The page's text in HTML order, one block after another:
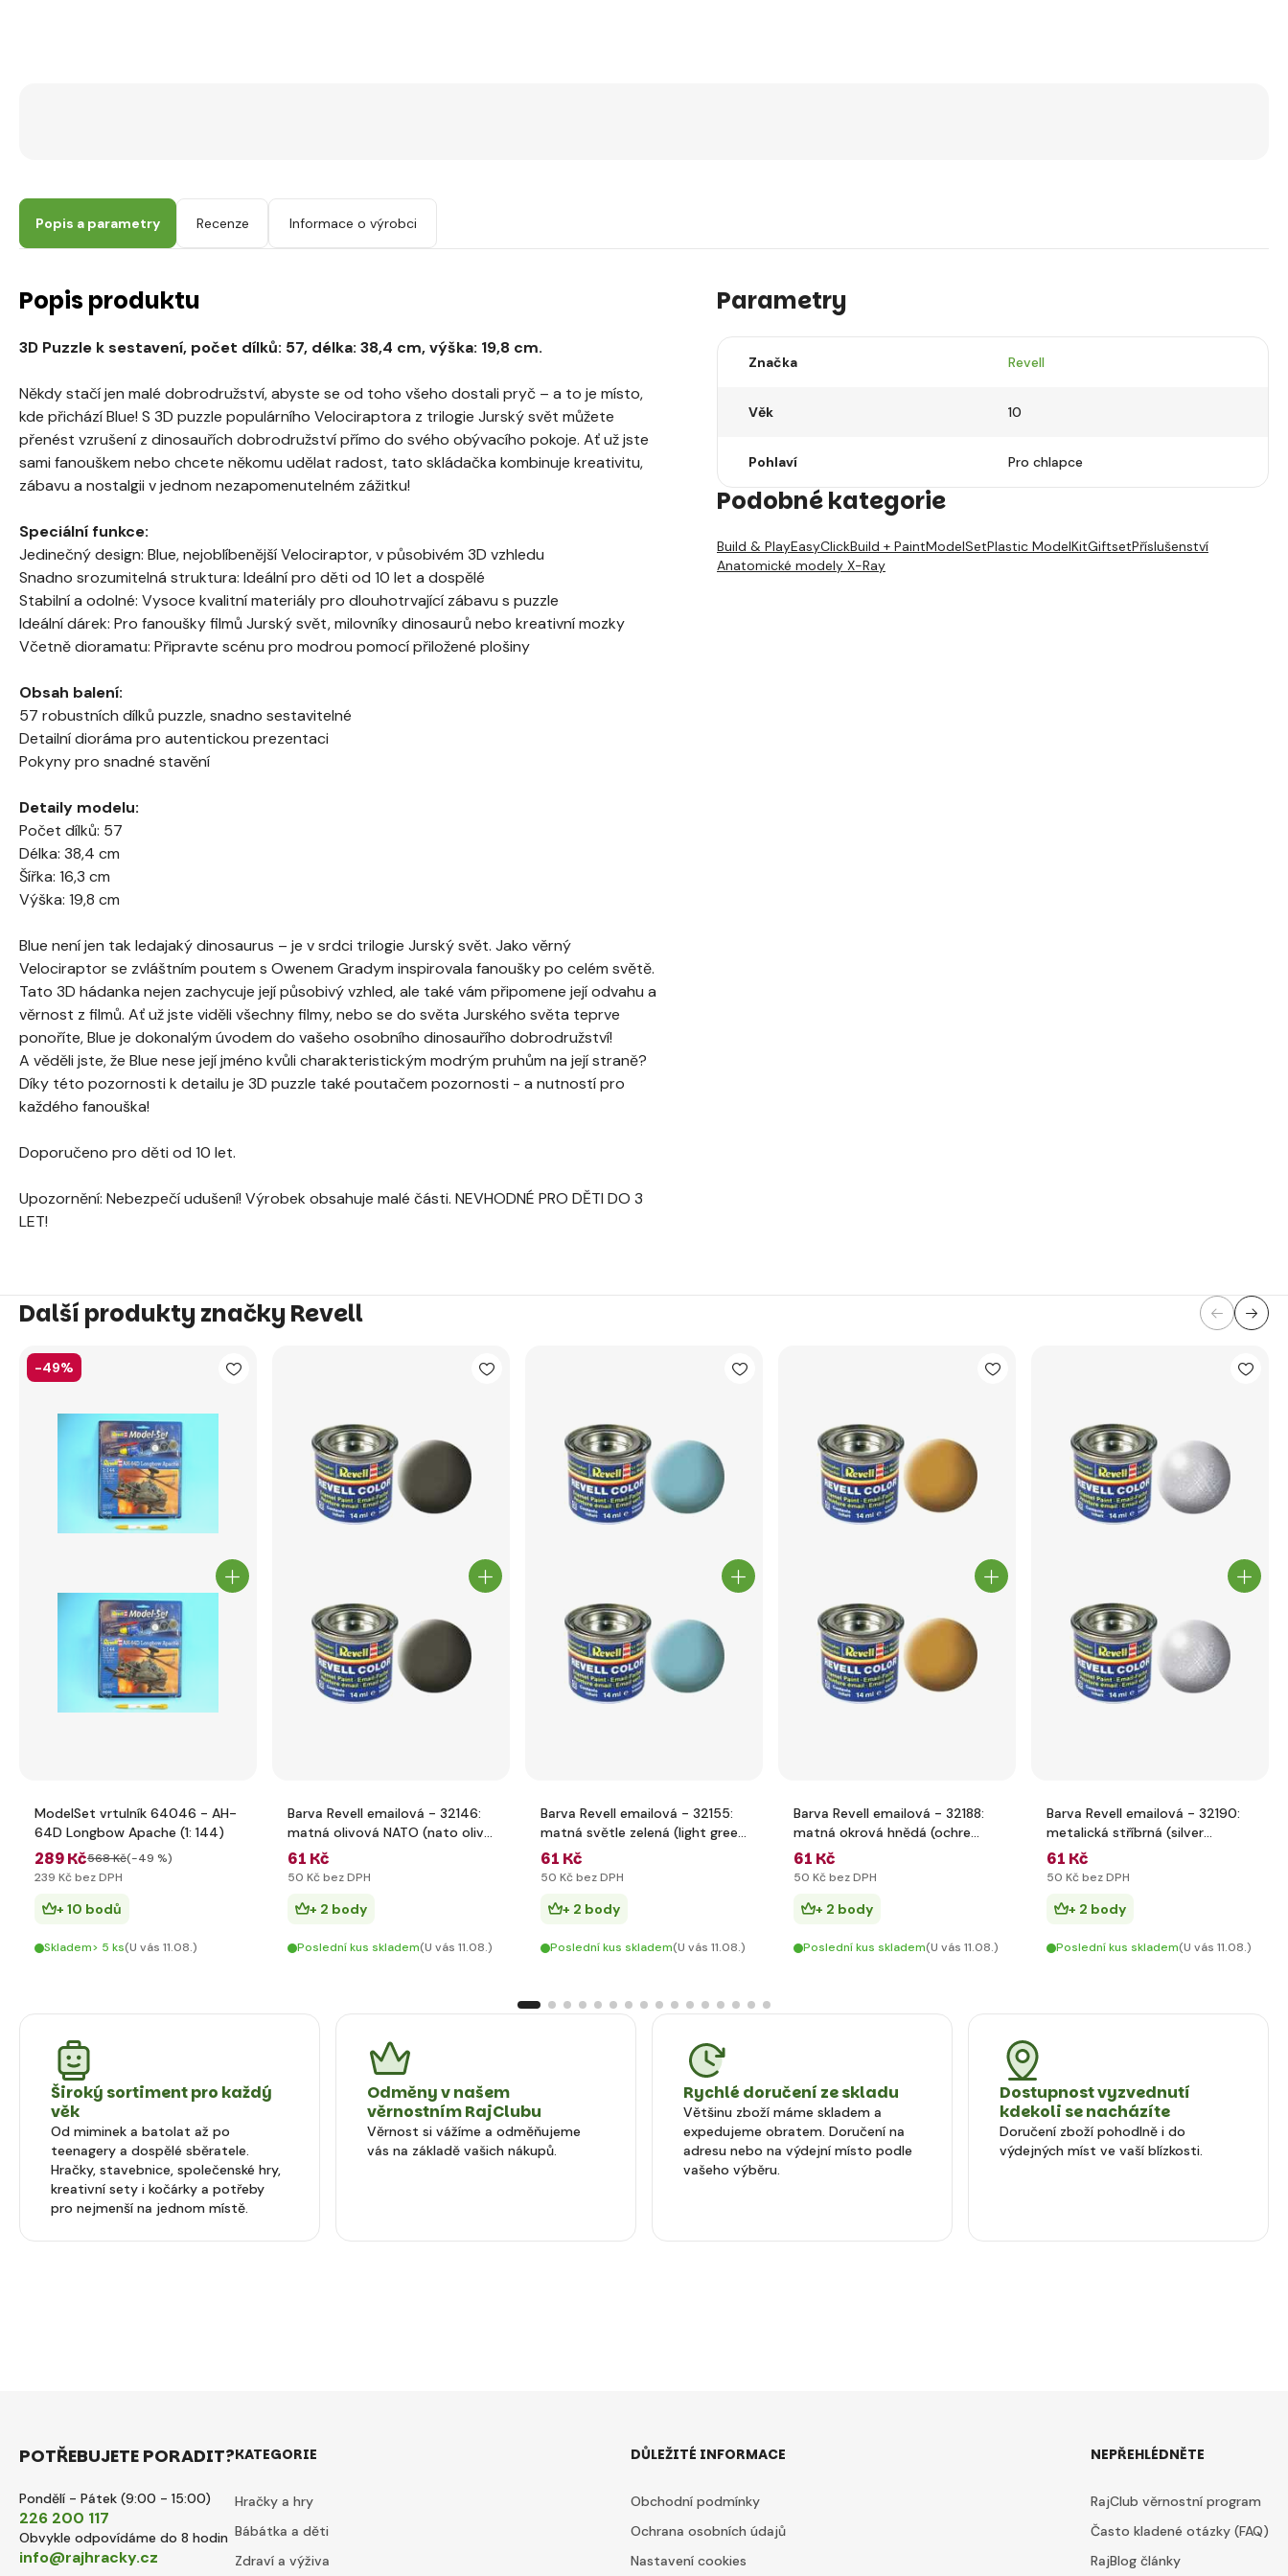
Popis a parametry Recenze Informace o výrobci
Popis produktu
3D Puzzle k sestavení, počet dílků: 57, délka: 38,4 cm, výška: 19,8 cm.
Někdy stačí jen malé dobrodružství, abyste se od toho všeho dostali pryč – a to je místo,
kde přichází Blue! S 3D puzzle populárního Velociraptora z trilogie Jurský svět můžete
přenést vzrušení z dinosauřích dobrodružství přímo do svého obývacího pokoje. Ať už jste
sami fanouškem nebo chcete někomu udělat radost, tato skládačka kombinuje kreativitu,
zábavu a nostalgii v jednom nezapomenutelném zážitku!
Speciální funkce:
Jedinečný design: Blue, nejoblíbenější Velociraptor, v působivém 3D vzhledu
Snadno srozumitelná struktura: Ideální pro děti od 10 let a dospělé
Stabilní a odolné: Vysoce kvalitní materiály pro dlouhotrvající zábavu s puzzle
Ideální dárek: Pro fanoušky filmů Jurský svět, milovníky dinosaurů nebo kreativní mozky
Včetně dioramatu: Připravte scénu pro modrou pomocí přiložené plošiny
Obsah balení:
57 robustních dílků puzzle, snadno sestavitelné
Detailní dioráma pro autentickou prezentaci
Pokyny pro snadné stavění
Detaily modelu:
Počet dílků: 57
Délka: 38,4 cm
Šířka: 16,3 cm
Výška: 19,8 cm
Blue není jen tak ledajaký dinosaurus – je v srdci trilogie Jurský svět. Jako věrný
Velociraptor se zvláštním poutem s Owenem Gradym inspirovala fanoušky po celém světě.
Tato 3D hádanka nejen zachycuje její působivý vzhled, ale také vám připomene její odvahu a
věrnost z filmů. Ať už jste viděli všechny filmy, nebo se do světa Jurského světa teprve
ponoříte, Blue je dokonalým úvodem do vašeho osobního dinosauřího dobrodružství!
A věděli jste, že Blue nese její jméno kvůli charakteristickým modrým pruhům na její straně?
Díky této pozornosti k detailu je 3D puzzle také poutačem pozornosti - a nutností pro
každého fanouška!
Doporučeno pro děti od 10 let.
Upozornění: Nebezpečí udušení! Výrobek obsahuje malé části. NEVHODNÉ PRO DĚTI DO 3
LET!
Parametry
Značka Revell
Věk 10
Pohlaví Pro chlapce
Podobné kategorie
Build & PlayEasyClickBuild + PaintModelSetPlastic ModelKitGiftsetPříslušenství
Anatomické modely X-Ray
Další produkty značky Revell
-49%
ModelSet vrtulník 64046 - AH-
64D Longbow Apache (1: 144)
289 Kč568 Kč(-49 %)
239 Kč bez DPH
+ 10 bodů
Skladem> 5 ks(U vás 11.08.)
Barva Revell emailová - 32146:
matná olivová NATO (nato olive
mat)
61 Kč
50 Kč bez DPH
+ 2 body
Poslední kus skladem(U vás 11.08.)
Barva Revell emailová - 32155:
matná světle zelená (light green
mat)
61 Kč
50 Kč bez DPH
+ 2 body
Poslední kus skladem(U vás 11.08.)
Barva Revell emailová - 32188:
matná okrová hnědá (ochre
brown mat)
61 Kč
50 Kč bez DPH
+ 2 body
Poslední kus skladem(U vás 11.08.)
Barva Revell emailová - 32190:
metalická stříbrná (silver
metallic)
61 Kč
50 Kč bez DPH
+ 2 body
Poslední kus skladem(U vás 11.08.)
Široký sortiment pro každý
věk
Od miminek a batolat až po
teenagery a dospělé sběratele.
Hračky, stavebnice, společenské hry,
kreativní sety i kočárky a potřeby
pro nejmenší na jednom místě.
Odměny v našem
věrnostním RajClubu
Věrnost si vážíme a odměňujeme
vás na základě vašich nákupů.
Rychlé doručení ze skladu
Většinu zboží máme skladem a
expedujeme obratem. Doručení na
adresu nebo na výdejní místo podle
vašeho výběru.
Dostupnost vyzvednutí
kdekoli se nacházíte
Doručení zboží pohodlně i do
výdejných míst ve vaší blízkosti.
POTŘEBUJETE PORADIT?
Pondělí - Pátek (9:00 - 15:00)
226 200 117
Obvykle odpovídáme do 8 hodin
info@rajhracky.cz
KATEGORIE
Hračky a hry
Bábátka a děti
Zdraví a výživa
DŮLEŽITÉ INFORMACE
Obchodní podmínky
Ochrana osobních údajů
Nastavení cookies
NEPŘEHLÉDNĚTE
RajClub věrnostní program
Často kladené otázky (FAQ)
RajBlog články